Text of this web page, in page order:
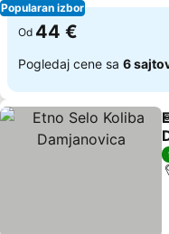
Popularan izbor
Od 44 €
Pogledaj cene sa 6